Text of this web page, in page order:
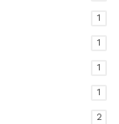
1
1
1
1
2